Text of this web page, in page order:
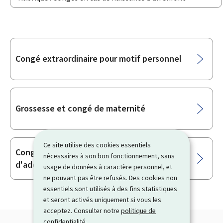
Ce site utilise des cookies essentiels
nécessaires à son bon fonctionnement, sans
usage de données à caractère personnel, et
ne pouvant pas être refusés. Des cookies non
essentiels sont utilisés à des fins statistiques
et seront activés uniquement si vous les
acceptez. Consulter notrepolitique de
Sous-
Congé extraordinaire pour motif personnel
Grossesse et congé de maternité
Congé parental en cas de naissance ou
d'adoption d'un enfant